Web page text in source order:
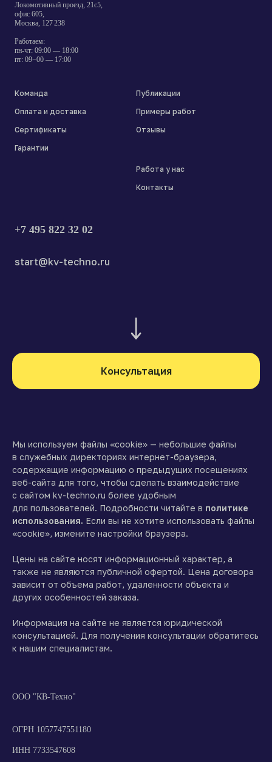
Локомотивный проезд, 21с5,
офис 605,
Москва, 127 238
Работаем:
пн-чт: 09:00 — 18:00
пт: 09−00 — 17:00
Команда
Оплата и доставка
Сертификаты
Гарантии
Публикации
Примеры работ
Отзывы
Работа у нас
Контакты
+7 495 822 32 02
start@kv-techno.ru
Консультация
Мы используем файлы «cookie» — небольшие файлы
в служебных директориях интернет-браузера,
содержащие информацию о предыдущих посещениях
веб-сайта для того, чтобы сделать взаимодействие
с сайтом kv-techno.ru более удобным
для пользователей. Подробности читайте в политике
использования. Если вы не хотите использовать файлы
«cookie», измените настройки браузера.
Цены на сайте носят информационный характер, а
также не являются публичной офертой. Цена договора
зависит от объема работ, удаленности объекта и
других особенностей заказа.
Информация на сайте не является юридической
консультацией. Для получения консультации обратитесь
к нашим специалистам.
ООО "КВ-Техно"
ОГРН 1057747551180
ИНН 7733547608